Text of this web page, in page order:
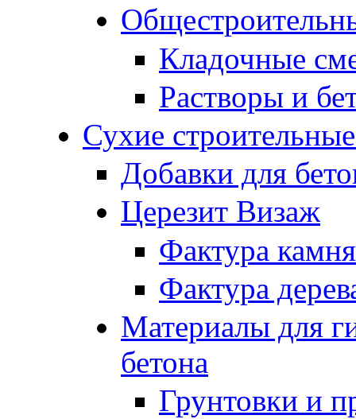
Кладочные
Растворы и
Сухие
Добавки для
Церезит Визаж
Фактура камня
Фактура
Материалы для
бетона
Грунтовки и